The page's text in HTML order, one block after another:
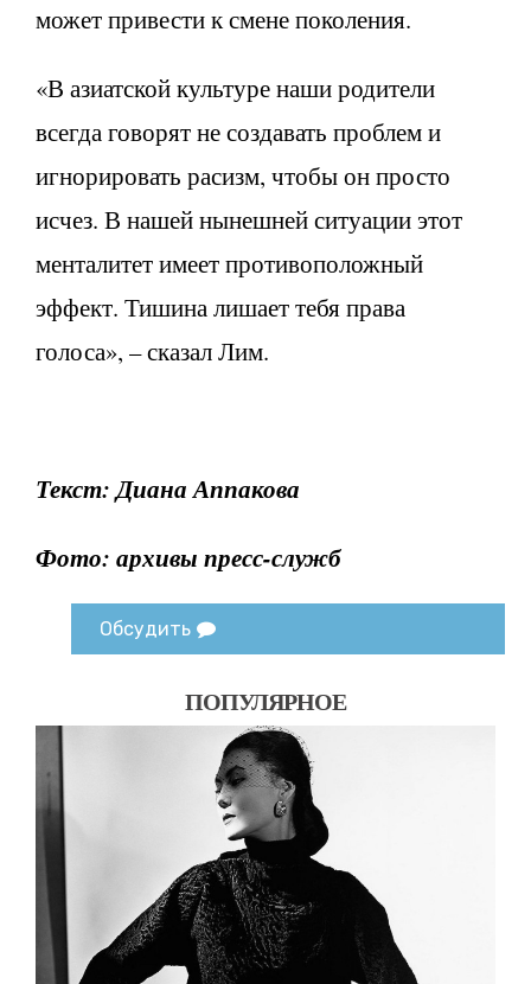
может привести к смене поколения.
«В азиатской культуре наши родители
всегда говорят не создавать проблем и
игнорировать расизм, чтобы он просто
исчез. В нашей нынешней ситуации этот
менталитет имеет противоположный
эффект. Тишина лишает тебя права
голоса», – сказал Лим.
Текст: Диана Аппакова
Фото: архивы пресс-служб
Обсудить
ПОПУЛЯРНОЕ